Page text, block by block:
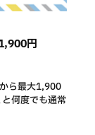
円
ら最大1,900
何度でも通常